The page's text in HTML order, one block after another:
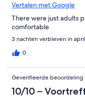
Interaction with Guests:
This property is
phone call away to help
Vertalen met Google
There were just adults
comfortable
3 nachten verbleven in
0
Geverifieerde beoordeling
10/10 –